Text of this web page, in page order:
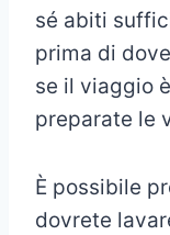
sé abiti
prima di
se il viaggio
preparate le
È possibile
dovrete